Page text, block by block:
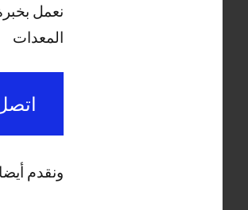
نعمل
المعدات
اتصل
ونقدم